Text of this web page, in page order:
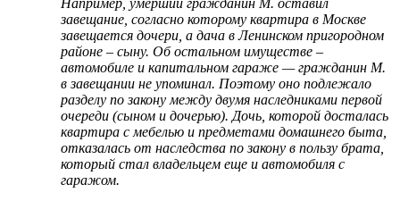
завещание, согласно которому квартира в Москве
завещается дочери, а дача в Ленинском пригородном
районе – сыну. Об остальном имуществе –
автомобиле и капитальном гараже — гражданин М.
в завещании не упоминал. Поэтому оно подлежало
разделу по закону между двумя наследниками первой
очереди (сыном и дочерью). Дочь, которой досталась
квартира с мебелью и предметами домашнего быта,
отказалась от наследства по закону в пользу брата,
который стал владельцем еще и автомобиля с
гаражом.